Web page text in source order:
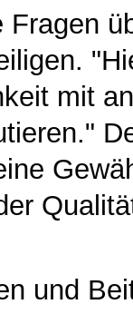
Fragen
mit
und